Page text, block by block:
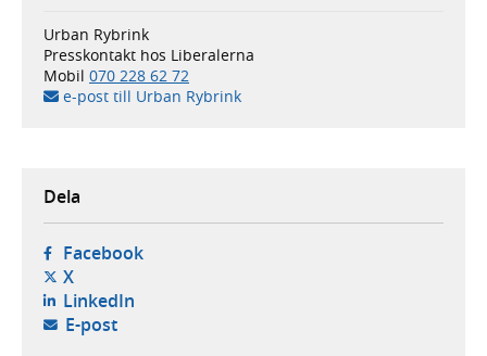
Urban Rybrink
Presskontakt hos Liberalerna
Mobil 070 228 62 72
e-post till Urban Rybrink
Dela
Facebook- öppnas i ny flik, extern webbplats,
X- öppnas i ny flik, extern webbplats,
LinkedIn- öppnas i ny flik, extern webbplats,
E-post- öppnar din e-postklient,